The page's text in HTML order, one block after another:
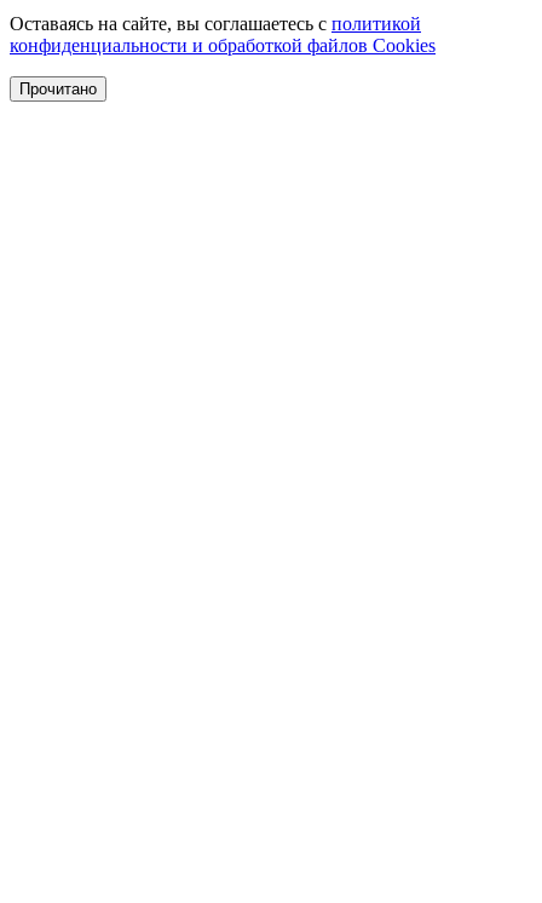
Оставаясь на сайте, вы соглашаетесь с политикой
конфиденциальности и обработкой файлов Cookies
Прочитано